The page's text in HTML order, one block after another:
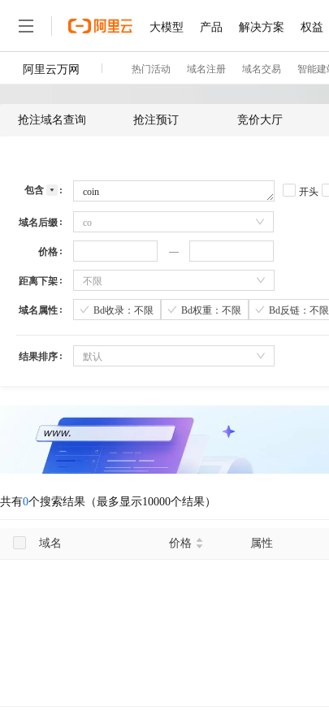
抢注域名查询 抢注预订 竞价大厅
包含 开头
域名后缀 co
价格
距离下架 不限
域名属性 Bd收录：不限 Bd权重：不限 Bd反链：不限
结果排序 默认
共有0个搜索结果（最多显示10000个结果）
域名 价格 属性